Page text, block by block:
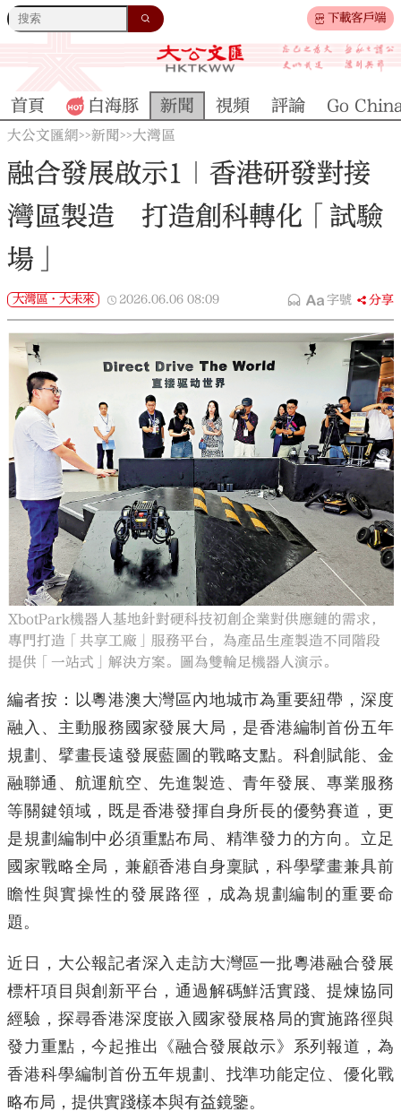
下載客戶端
大公文匯
首頁 白海豚 新聞 視頻 評論 Go
大公文匯網>>新聞>>大灣區
融合發展啟示1｜香港研發對接
灣區製造 打造創科轉化「試驗
場」
大灣區·大未來 2026.06.06 08:09 字號 分享
XbotPark機器人基地針對硬科技初創企業對供應鏈的需求，
專門打造「共享工廠」服務平台，為產品生產製造不同階段
提供「一站式」解決方案。圖為雙輪足機器人演示。
編者按：以粵港澳大灣區內地城市為重要紐帶，深度
融入、主動服務國家發展大局，是香港編制首份五年
規劃、擘畫長遠發展藍圖的戰略支點。科創賦能、金
融聯通、航運航空、先進製造、青年發展、專業服務
等關鍵領域，既是香港發揮自身所長的優勢賽道，更
是規劃編制中必須重點布局、精準發力的方向。立足
國家戰略全局，兼顧香港自身稟賦，科學擘畫兼具前
瞻性與實操性的發展路徑，成為規劃編制的重要命
題。
近日，大公報記者深入走訪大灣區一批粵港融合發展
標杆項目與創新平台，通過解碼鮮活實踐、提煉協同
經驗，探尋香港深度嵌入國家發展格局的實施路徑與
發力重點，今起推出《融合發展啟示》系列報道，為
香港科學編制首份五年規劃、找準功能定位、優化戰
略布局，提供實踐樣本與有益鏡鑒。